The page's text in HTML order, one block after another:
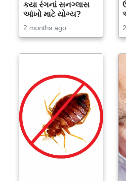
કયા રંગનાં સનગ્લાસ
આંખો માટે યોગ્ય?
2 months ago